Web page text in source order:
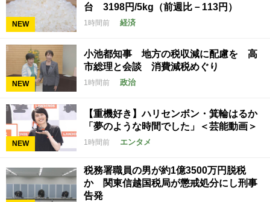
NEW
台 3198円/5kg（前週比－113円）
1時間前 経済
NEW
小池都知事 地方の税収減に配慮を 高
市総理と会談 消費減税めぐり
1時間前 政治
NEW
【重機好き】ハリセンボン・箕輪はるか
「夢のような時間でした」＜芸能動画＞
1時間前 エンタメ
税務署職員の男が約1億3500万円脱税
か 関東信越国税局が懲戒処分にし刑事
告発